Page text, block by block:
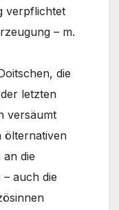
verpflichtet
– m.
die
letzten
versäumt
ölternativen
an die
auch die